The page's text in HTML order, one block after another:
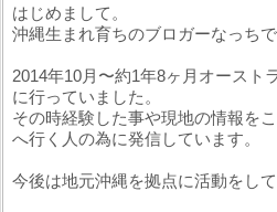
はじめまして。
沖縄生まれ育ちのブロガーなっちで
2014年10月〜約1年8ヶ月オースト
に行っていました。
その時経験した事や現地の情報を
へ行く人の為に発信しています。
今後は地元沖縄を拠点に活動をして